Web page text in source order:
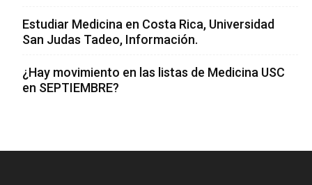
Estudiar Medicina en Costa Rica, Universidad
San Judas Tadeo, Información.
¿Hay movimiento en las listas de Medicina USC
en SEPTIEMBRE?